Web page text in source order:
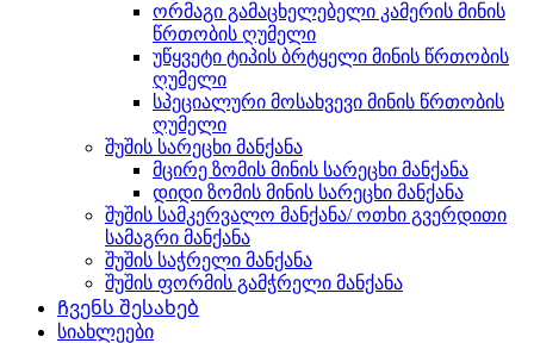
ორმაგი გამაცხელებელი კამერის მინის
წრთობის ღუმელი
უწყვეტი ტიპის ბრტყელი მინის წრთობის
ღუმელი
სპეციალური მოსახვევი მინის წრთობის
ღუმელი
შუშის სარეცხი მანქანა
მცირე ზომის მინის სარეცხი მანქანა
დიდი ზომის მინის სარეცხი მანქანა
შუშის სამკერვალო მანქანა/ ოთხი გვერდითი
სამაგრი მანქანა
შუშის საჭრელი მანქანა
შუშის ფორმის გამჭრელი მანქანა
Ჩვენს შესახებ
სიახლეები